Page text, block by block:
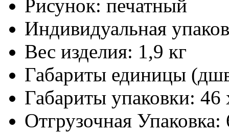
Рисунок: печатный
Индивидуальная
Вес изделия: 1,9 кг
Габариты единицы
Габариты упаковки: 46
Отгрузочная Упаковка: